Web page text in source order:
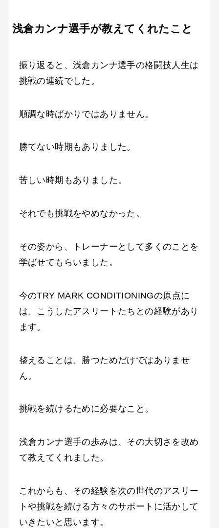
浅倉カンナ選手が教えてくれたこと
振り返ると、浅倉カンナ選手の格闘技人生は
挑戦の連続でした。
順調な時ばかりではありません。
勝てない時期もありました。
苦しい時期もありました。
それでも挑戦をやめなかった。
その姿から、トレーナーとして多くのことを
学ばせてもらいました。
今のTRY MARK CONDITIONINGの原点に
は、こうしたアスリートたちとの経験があり
ます。
整えることは、勝つためだけではありませ
ん。
挑戦を続けるために必要なこと。
浅倉カンナ選手の歩みは、その大切さを改め
て教えてくれました。
これからも、その経験を次の世代のアスリー
トや挑戦を続ける方々のサポートに活かして
いきたいと思います。